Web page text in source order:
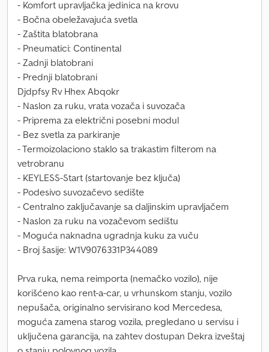
- Komfort upravljačka jedinica na krovu
- Bočna obeležavajuća svetla
- Zaštita blatobrana
- Pneumatici: Continental
- Zadnji blatobrani
- Prednji blatobrani
Djdpfsy Rv Hhex Abqokr
- Naslon za ruku, vrata vozača i suvozača
- Priprema za električni posebni modul
- Bez svetla za parkiranje
- Termoizolaciono staklo sa trakastim filterom na
vetrobranu
- KEYLESS-Start (startovanje bez ključa)
- Podesivo suvozačevo sedište
- Centralno zaključavanje sa daljinskim upravljačem
- Naslon za ruku na vozačevom sedištu
- Moguća naknadna ugradnja kuku za vuču
- Broj šasije: W1V9076331P344089
Prva ruka, nema reimporta (nemačko vozilo), nije
korišćeno kao rent-a-car, u vrhunskom stanju, vozilo
nepušača, originalno servisirano kod Mercedesa,
moguća zamena starog vozila, pregledano u servisu i
uključena garancija, na zahtev dostupan Dekra izveštaj